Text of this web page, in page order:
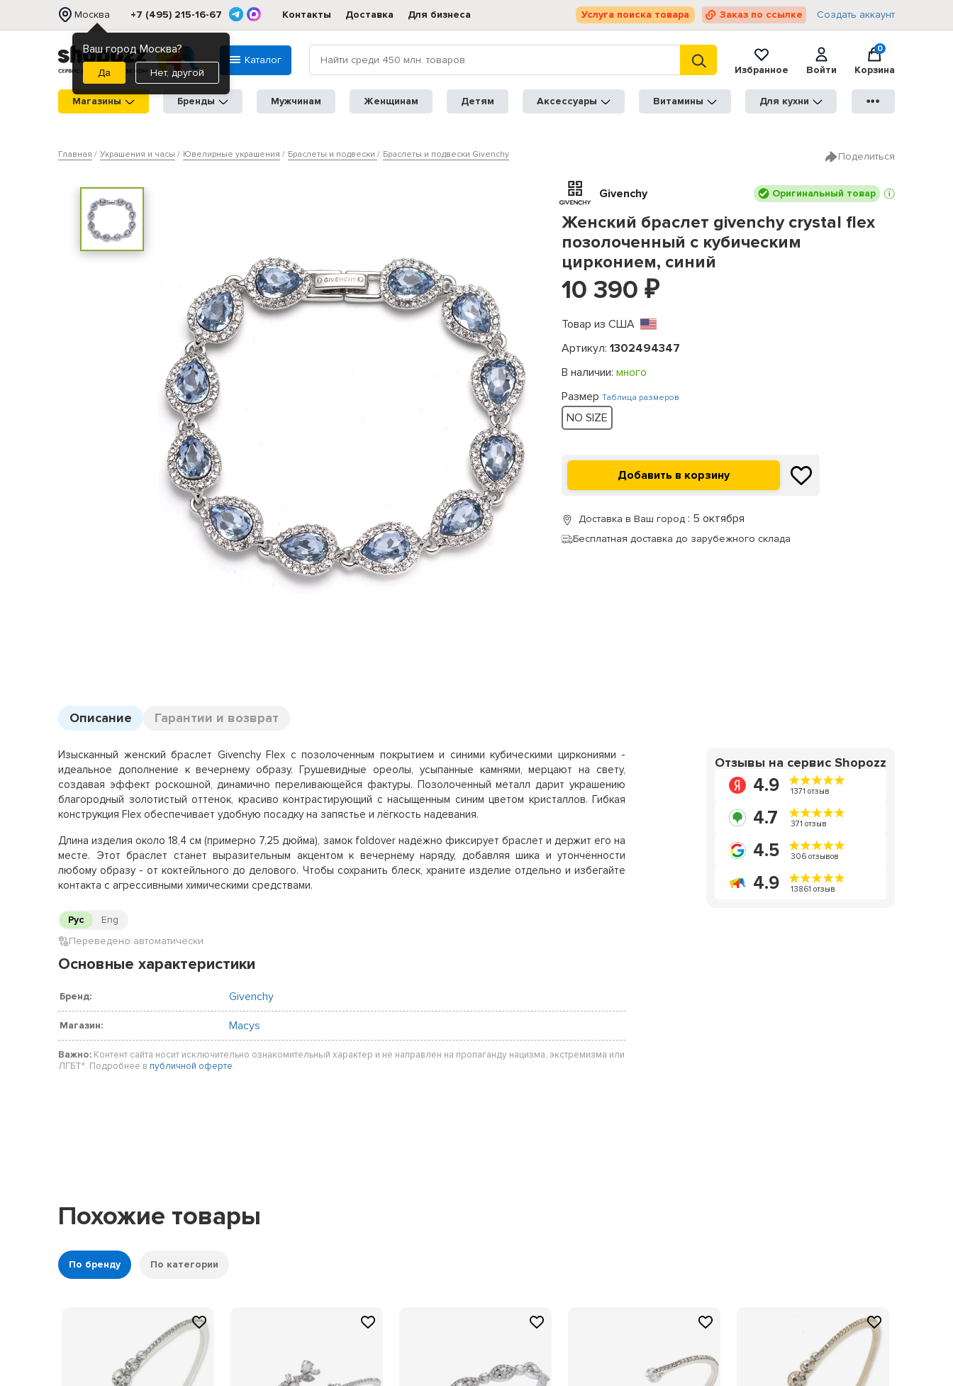
Москва
Ваш город Москва?
Нет, другой
+7 (495) 215-16-67 Контакты Доставка Для бизнеса Услуга поиска товара Заказ по ссылке Создать аккаунт
Каталог
Избранное
Войти
0
Корзина
Магазины Бренды Мужчинам Женщинам Детям Аксессуары Витамины Для кухни ●●●
Главная Украшения и часы Ювелирные украшения Браслеты и подвески Браслеты и подвески Givenchy Поделиться
Givenchy Оригинальный товар
Женский браслет givenchy crystal flex
позолоченный с кубическим
цирконием, синий
10 390 ₽
Товар из США
Артикул: 1302494347
В наличии: много
Размер Таблица размеров
NO SIZE
Доставка в Ваш город : 5 октября
Бесплатная доставка до зарубежного склада
Описание Гарантии и возврат
Изысканный женский браслет Givenchy Flex с позолоченным покрытием и синими кубическими циркониями -
идеальное дополнение к вечернему образу. Грушевидные ореолы, усыпанные камнями, мерцают на свету,
создавая эффект роскошной, динамично переливающейся фактуры. Позолоченный металл дарит украшению
благородный золотистый оттенок, красиво контрастирующий с насыщенным синим цветом кристаллов. Гибкая
конструкция Flex обеспечивает удобную посадку на запястье и лёгкость надевания.
Длина изделия около 18,4 см (примерно 7,25 дюйма), замок foldover надёжно фиксирует браслет и держит его на
месте. Этот браслет станет выразительным акцентом к вечернему наряду, добавляя шика и утончённости
любому образу - от коктейльного до делового. Чтобы сохранить блеск, храните изделие отдельно и избегайте
контакта с агрессивными химическими средствами.
Рус
Eng
Переведено автоматически
Основные характеристики
Бренд: Givenchy
Магазин: Macys
Важно: Контент сайта носит исключительно ознакомительный характер и не направлен на пропаганду нацизма, экстремизма или
ЛГБТ*. Подробнее в публичной оферте.
Отзывы на сервис Shopozz
4.9 1371 отзыв
4.7 371 отзыв
4.5 306 отзывов
4.9 13861 отзыв
Похожие товары
По бренду По категории